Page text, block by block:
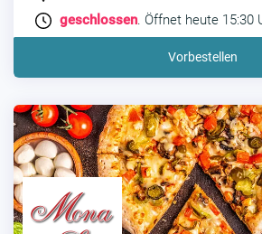
geschlossen. Öffnet heute 15:30
Vorbestellen